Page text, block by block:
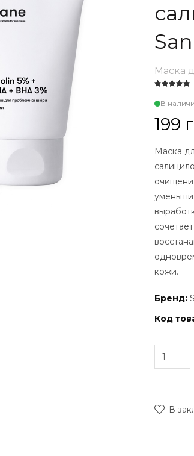
Маска
В
199
Маска
кожи.
Бренд:
Код
В